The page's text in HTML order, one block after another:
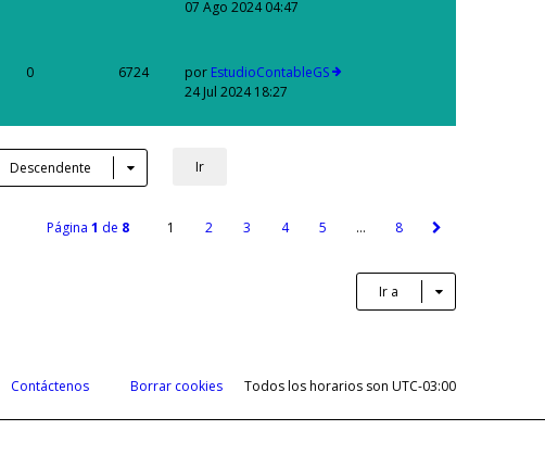
07 Ago 2024 04:47
0 6724 por EstudioContableGS
24 Jul 2024 18:27
Descendente
Página 1 de 8 1 2 3 4 5 … 8
Ir a
Todos los horarios son UTC-03:00
Borrar cookies
Contáctenos